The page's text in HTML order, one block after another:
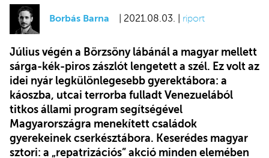
Borbás Barna | 2021.08.03. | riport
Július végén a Börzsöny lábánál a magyar mellett
sárga-kék-piros zászlót lengetett a szél. Ez volt az
idei nyár legkülönlegesebb gyerektábora: a
káoszba, utcai terrorba fulladt Venezuelából
titkos állami program segítségével
Magyarországra menekített családok
gyerekeinek cserkésztábora. Keserédes magyar
sztori: a „repatrizációs” akció minden elemében